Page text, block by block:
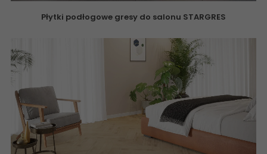
Płytki podłogowe gresy do salonu STARGRES